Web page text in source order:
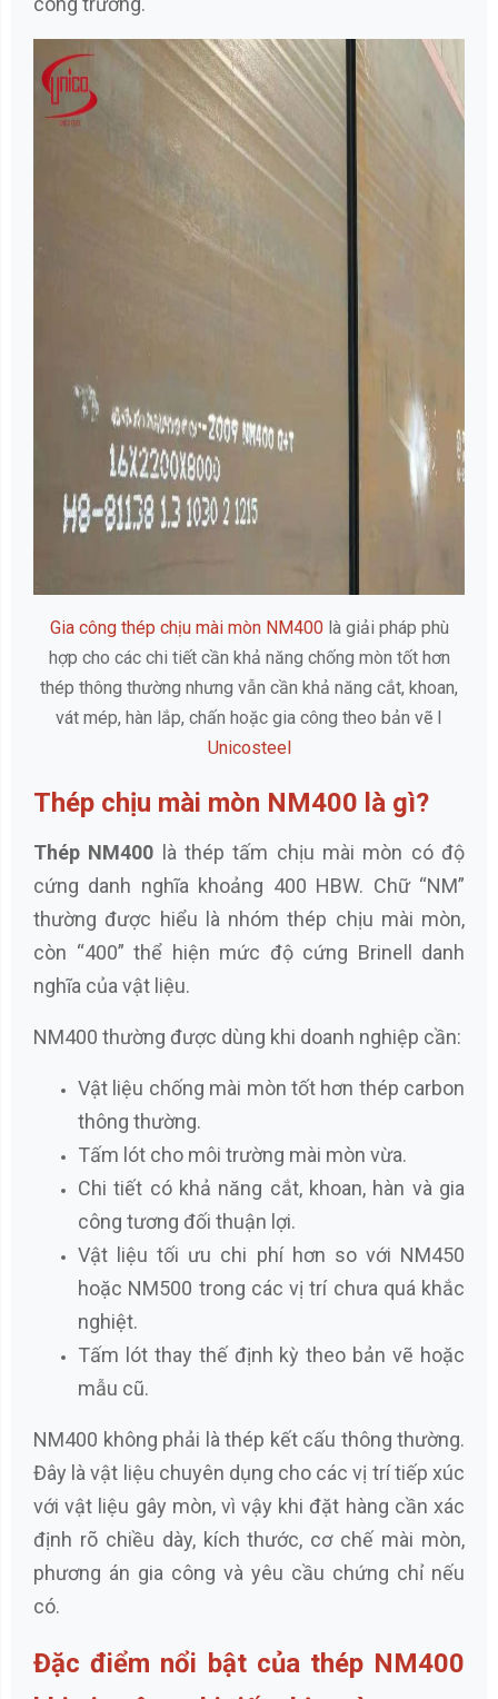
Gia công thép chịu mài mòn NM400là giải pháp phù
hợp cho các chi tiết cần khả năng chống mòn tốt hơn
thép thông thường nhưng vẫn cần khả năng cắt, khoan,
vát mép, hàn lắp, chấn hoặc gia công theo bản vẽ I
Unicosteel
Thép chịu mài mòn NM400 là gì?
Thép NM400 là thép tấm chịu mài mòn có độ
cứng danh nghĩa khoảng 400 HBW. Chữ “NM”
thường được hiểu là nhóm thép chịu mài mòn,
còn “400” thể hiện mức độ cứng Brinell danh
nghĩa của vật liệu.
NM400 thường được dùng khi doanh nghiệp cần:
Vật liệu chống mài mòn tốt hơn thép carbon
thông thường.
Tấm lót cho môi trường mài mòn vừa.
Chi tiết có khả năng cắt, khoan, hàn và gia
công tương đối thuận lợi.
Vật liệu tối ưu chi phí hơn so với NM450
hoặc NM500 trong các vị trí chưa quá khắc
nghiệt.
Tấm lót thay thế định kỳ theo bản vẽ hoặc
mẫu cũ.
NM400 không phải là thép kết cấu thông thường.
Đây là vật liệu chuyên dụng cho các vị trí tiếp xúc
với vật liệu gây mòn, vì vậy khi đặt hàng cần xác
định rõ chiều dày, kích thước, cơ chế mài mòn,
phương án gia công và yêu cầu chứng chỉ nếu
có.
Đặc điểm nổi bật của thép NM400